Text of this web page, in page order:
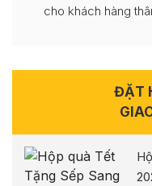
cho khách hàng
ĐẶT